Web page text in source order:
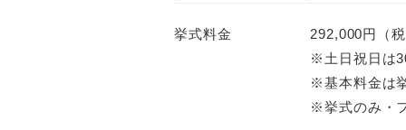
挙式料金
292,000円（
※土日祝日は
※基本料金は
※挙式のみ・